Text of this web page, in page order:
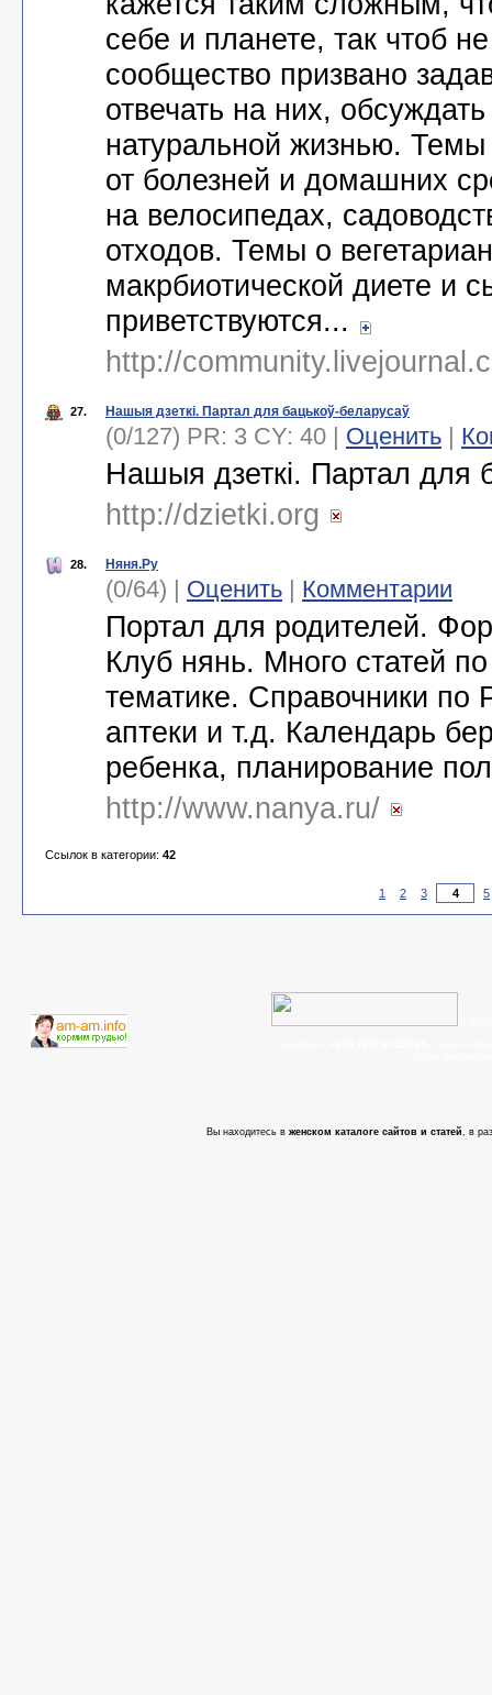
себе и планете, так чтоб
сообщество призвано
отвечать на них,
натуральной жизнью. Темы
от болезней и домашних
на велосипедах,
отходов. Темы о
макрбиотической диете и
приветствуются...
http://
27. Нашыя дзеткі. Партал для бацькоў-беларусаў
(0/127) PR: 3 CY: 40 | Оценить |
Нашыя дзеткі. Партал для
http://dzietki.org
28. Няня.Ру
(0/64) | Оценить | Комментарии
Портал для родителей.
Клуб нянь. Много статей
тематике. Справочники
аптеки и т.д. Календарь
ребенка, планирование
http://www.nanya.ru/
Ссылок в категории: 42
1 2 3 5
Вы находитесь в женском каталоге сайтов и статей, в